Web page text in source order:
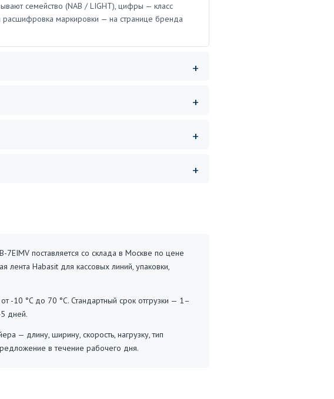
семейство (NAB / LIGHT), цифры — класс
расшифровка маркировки — на странице бренда
поставляется со склада в Москве по цене
лента Habasit для кассовых линий, упаковки,
10 °C до 70 °C. Стандартный срок отгрузки — 1–
дней.
— длину, ширину, скорость, нагрузку, тип
в течение рабочего дня.